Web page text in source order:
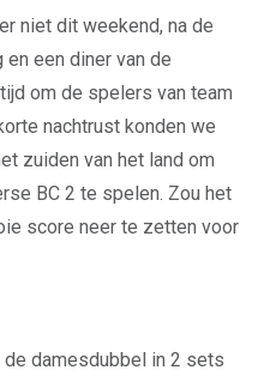
niet dit weekend, na de
een diner van de
om de spelers van team
nachtrust konden we
zuiden van het land om
BC 2 te spelen. Zou het
score neer te zetten voor
damesdubbel in 2 sets